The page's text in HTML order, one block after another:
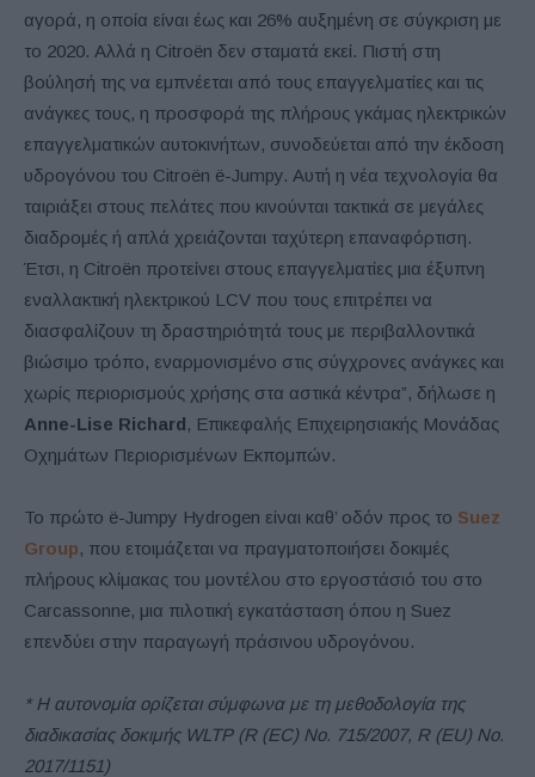
αγορά, η οποία είναι έως και 26% αυξημένη σε σύγκριση με
το 2020. Αλλά η Citroën δεν σταματά εκεί. Πιστή στη
βούλησή της να εμπνέεται από τους επαγγελματίες και τις
ανάγκες τους, η προσφορά της πλήρους γκάμας ηλεκτρικών
επαγγελματικών αυτοκινήτων, συνοδεύεται από την έκδοση
υδρογόνου του Citroën ë-Jumpy. Αυτή η νέα τεχνολογία θα
ταιριάξει στους πελάτες που κινούνται τακτικά σε μεγάλες
διαδρομές ή απλά χρειάζονται ταχύτερη επαναφόρτιση.
Έτσι, η Citroën προτείνει στους επαγγελματίες μια έξυπνη
εναλλακτική ηλεκτρικού LCV που τους επιτρέπει να
διασφαλίζουν τη δραστηριότητά τους με περιβαλλοντικά
βιώσιμο τρόπο, εναρμονισμένο στις σύγχρονες ανάγκες και
χωρίς περιορισμούς χρήσης στα αστικά κέντρα”, δήλωσε η
Anne-Lise Richard, Επικεφαλής Επιχειρησιακής Μονάδας
Οχημάτων Περιορισμένων Εκπομπών.
Το πρώτο ë-Jumpy Hydrogen είναι καθ’ οδόν προς το Suez
Group, που ετοιμάζεται να πραγματοποιήσει δοκιμές
πλήρους κλίμακας του μοντέλου στο εργοστάσιό του στο
Carcassonne, μια πιλοτική εγκατάσταση όπου η Suez
επενδύει στην παραγωγή πράσινου υδρογόνου.
* Η αυτονομία ορίζεται σύμφωνα με τη μεθοδολογία της
διαδικασίας δοκιμής WLTP (R (EC) No. 715/2007, R (EU) No.
2017/1151)